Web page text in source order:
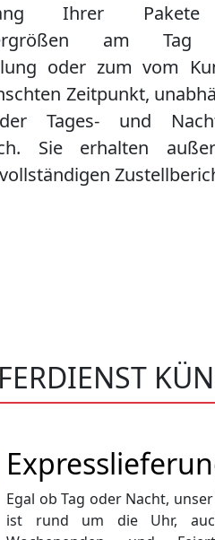
Ihrer
am Tag
oder zum vom
Zeitpunkt,
Tages- und
Sie erhalten
Egal ob Tag oder Nacht, unser
ist rund um die Uhr,